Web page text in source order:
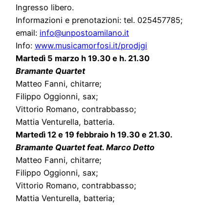
Ingresso libero.
Informazioni e prenotazioni: tel. 025457785;
email: info@unpostoamilano.it
Info: www.musicamorfosi.it/prodjgi
Martedì 5 marzo h 19.30 e h. 21.30
Bramante Quartet
Matteo Fanni, chitarre;
Filippo Oggionni, sax;
Vittorio Romano, contrabbasso;
Mattia Venturella, batteria.
Martedì 12 e 19 febbraio h 19.30 e 21.30.
Bramante Quartet feat. Marco Detto
Matteo Fanni, chitarre;
Filippo Oggionni, sax;
Vittorio Romano, contrabbasso;
Mattia Venturella, batteria;